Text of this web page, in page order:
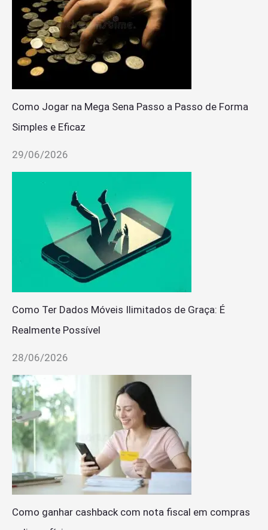
Como Jogar na Mega Sena Passo a Passo de Forma
Simples e Eficaz
29/06/2026
Como Ter Dados Móveis Ilimitados de Graça: É
Realmente Possível
28/06/2026
Como ganhar cashback com nota fiscal em compras